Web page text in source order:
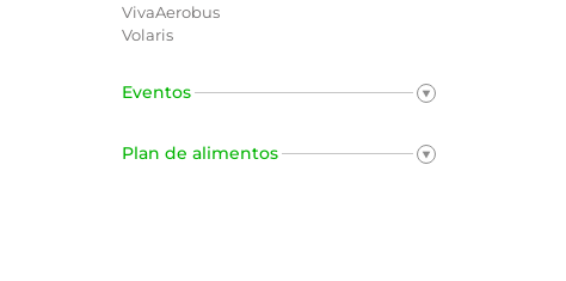
VivaAerobus
Volaris
Eventos
Plan de alimentos